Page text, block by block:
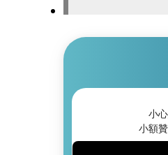
小
小額